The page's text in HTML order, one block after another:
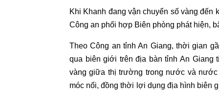
Khi Khanh đang vận chuyển số vàng
Công an phối hợp Biên phòng phát hiện,
Theo Công an tỉnh An Giang, thời gian
qua biên giới trên địa bàn tỉnh An Giang
vàng giữa thị trường trong nước và
móc nối, đồng thời lợi dụng địa hình biên